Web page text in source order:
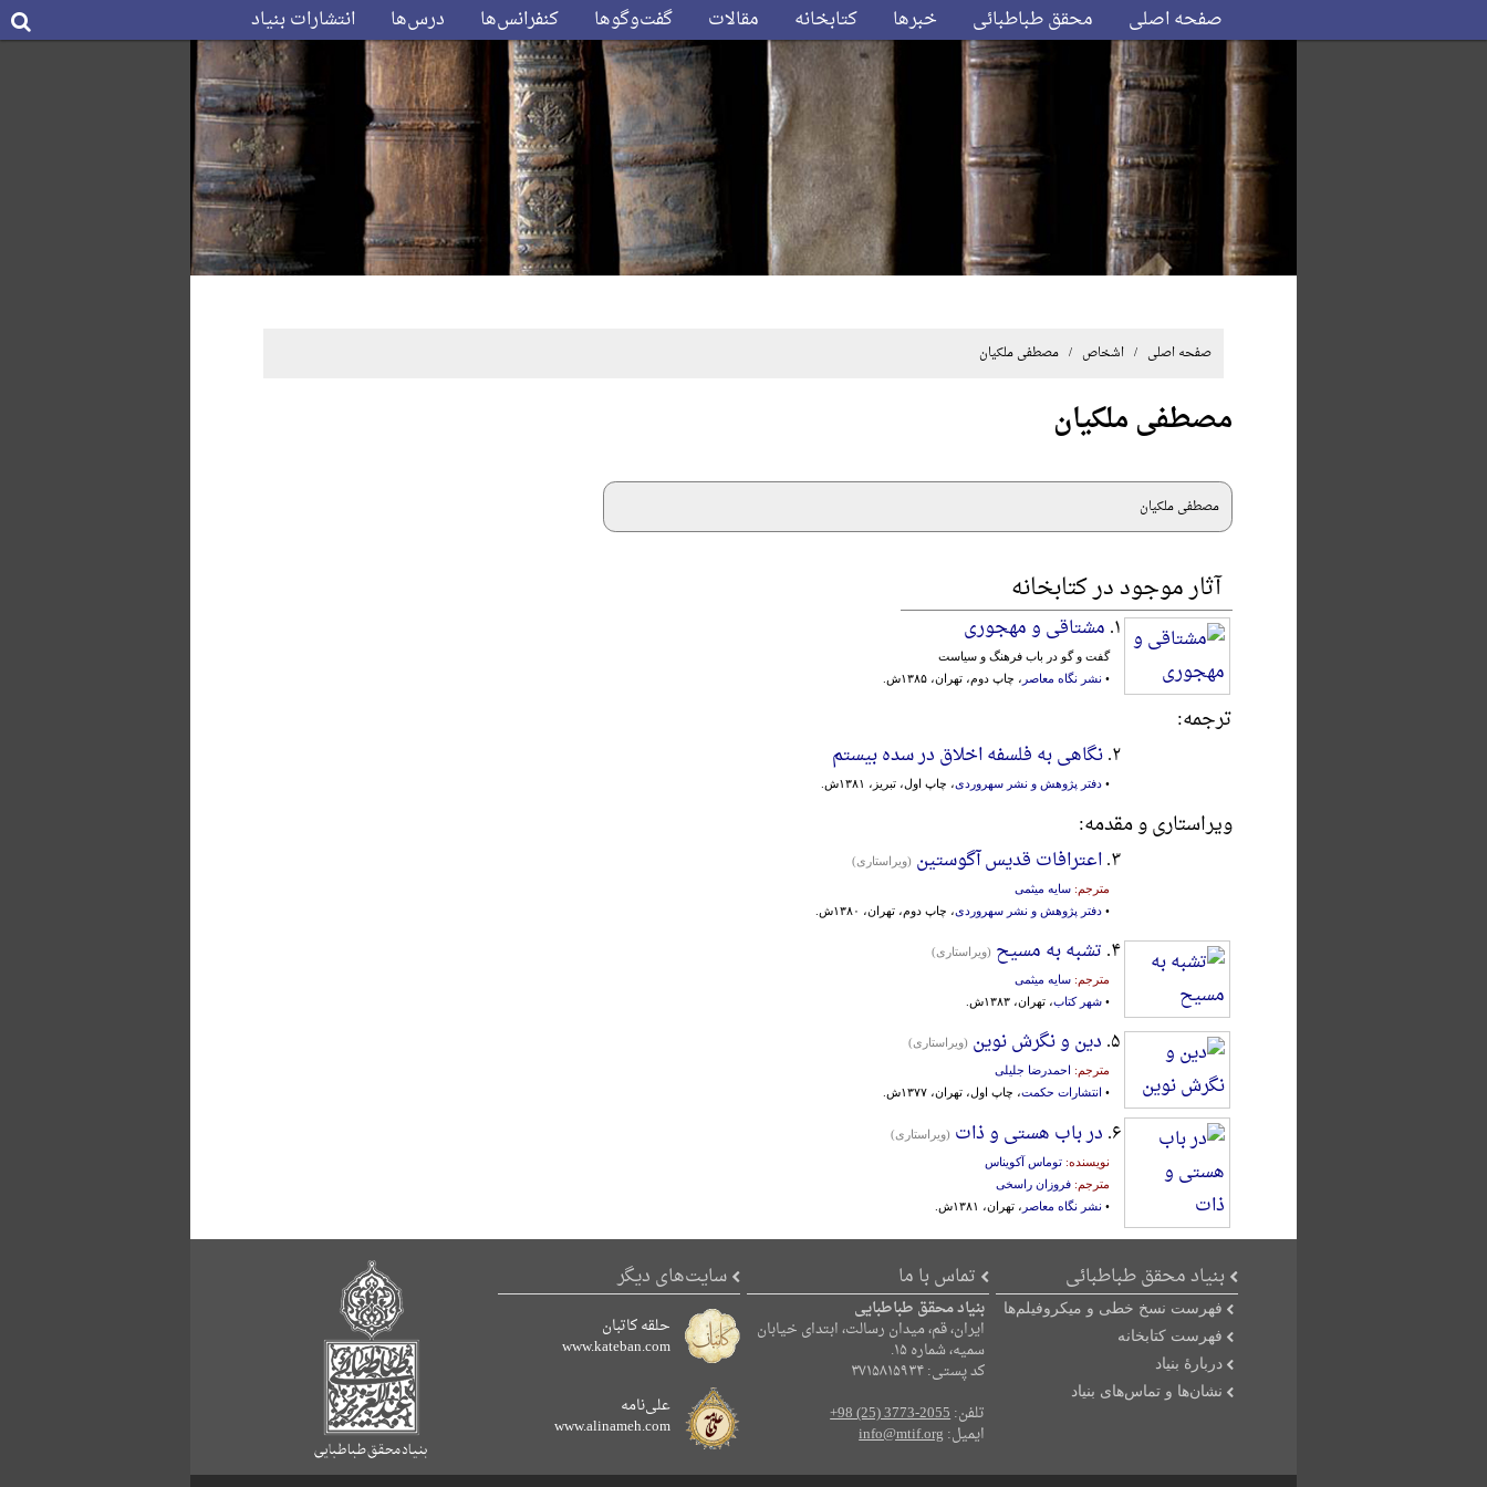
صفحه اصلی محقق طباطبائی خبرها کتابخانه مقالات گفت‌وگوها کنفرانس‌ها درس‌ها انتشارات بنیاد
صفحه اصلی / اشخاص / مصطفی ملکیان
مصطفی ملکیان
مصطفی ملکیان
آثار موجود در کتابخانه
۱. مشتاقی و مهجوری
گفت و گو در باب فرهنگ و سیاست
• نشر نگاه معاصر ، چاپ دوم، تهران، ۱۳۸۵ش.
ترجمه:
۲. نگاهی به فلسفه اخلاق در سده بیستم
• دفتر پژوهش و نشر سهروردی، چاپ اول، تبریز، ۱۳۸۱ش.
ویراستاری و مقدمه:
۳. اعترافات قدیس آگوستین (ویراستاری)
مترجم: سایه میثمی
• دفتر پژوهش و نشر سهروردی، چاپ دوم، تهران، ۱۳۸۰ش.
۴. تشبه به مسیح (ویراستاری)
مترجم: سایه میثمی
• شهر کتاب، تهران، ۱۳۸۳ش.
۵. دین و نگرش نوین (ویراستاری)
مترجم: احمدرضا جلیلی
• انتشارات حکمت، چاپ اول، تهران، ۱۳۷۷ش.
۶. در باب هستی و ذات (ویراستاری)
نویسنده: توماس آکویناس
مترجم: فروزان راسخی
• نشر نگاه معاصر ، تهران، ۱۳۸۱ش.
بنیاد محقق طباطبائی
فهرست نسخ خطی و میکروفیلم‌ها
فهرست کتابخانه
دربارۀ بنیاد
نشان‌ها و تماس‌های بنیاد
تماس با ما
بنیاد محقق طباطبایی
ایران، قم، میدان رسالت، ابتدای خیابان
سمیه، شماره ۱۵.
کد پستی: ۳۷۱۵۸۱۵۹۳۴
تلفن:+98 (25) 3773-2055
ایمیل:info@mtif.org
سایت‌های دیگر
حلقه کاتبان
www.kateban.com
علی‌نامه
www.alinameh.com